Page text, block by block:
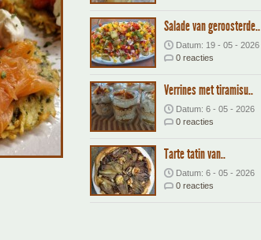
Salade van geroosterde..
Datum: 19 - 05 - 2026
0 reacties
Verrines met tiramisu..
Datum: 6 - 05 - 2026
0 reacties
Tarte tatin van..
Datum: 6 - 05 - 2026
0 reacties